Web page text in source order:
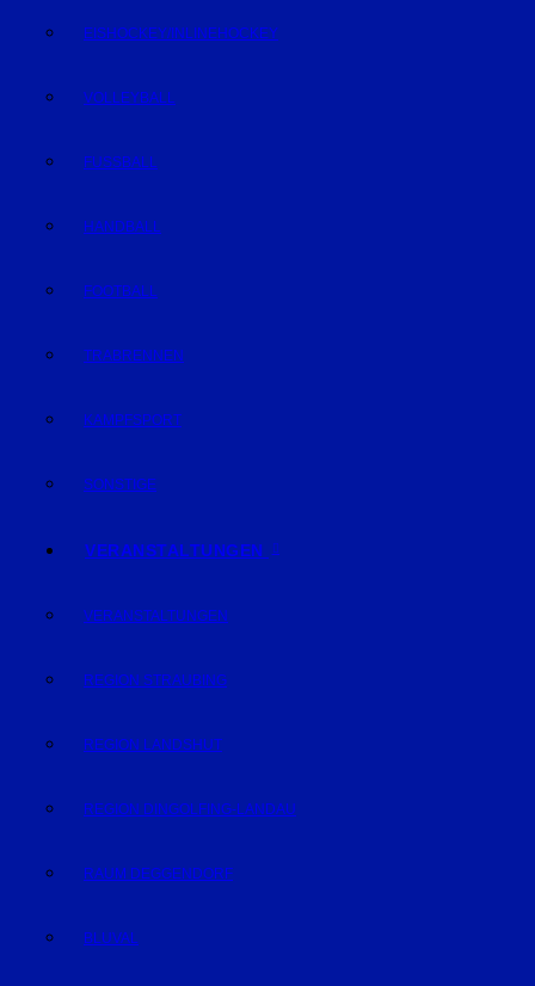
EISHOCKEY/INLINEHOCKEY
VOLLEYBALL
FUSSBALL
HANDBALL
FOOTBALL
TRABRENNEN
KAMPFSPORT
SONSTIGE
VERANSTALTUNGEN
VERANSTALTUNGEN
REGION STRAUBING
REGION LANDSHUT
REGION DINGOLFING-LANDAU
RAUM DEGGENDORF
BLUVAL